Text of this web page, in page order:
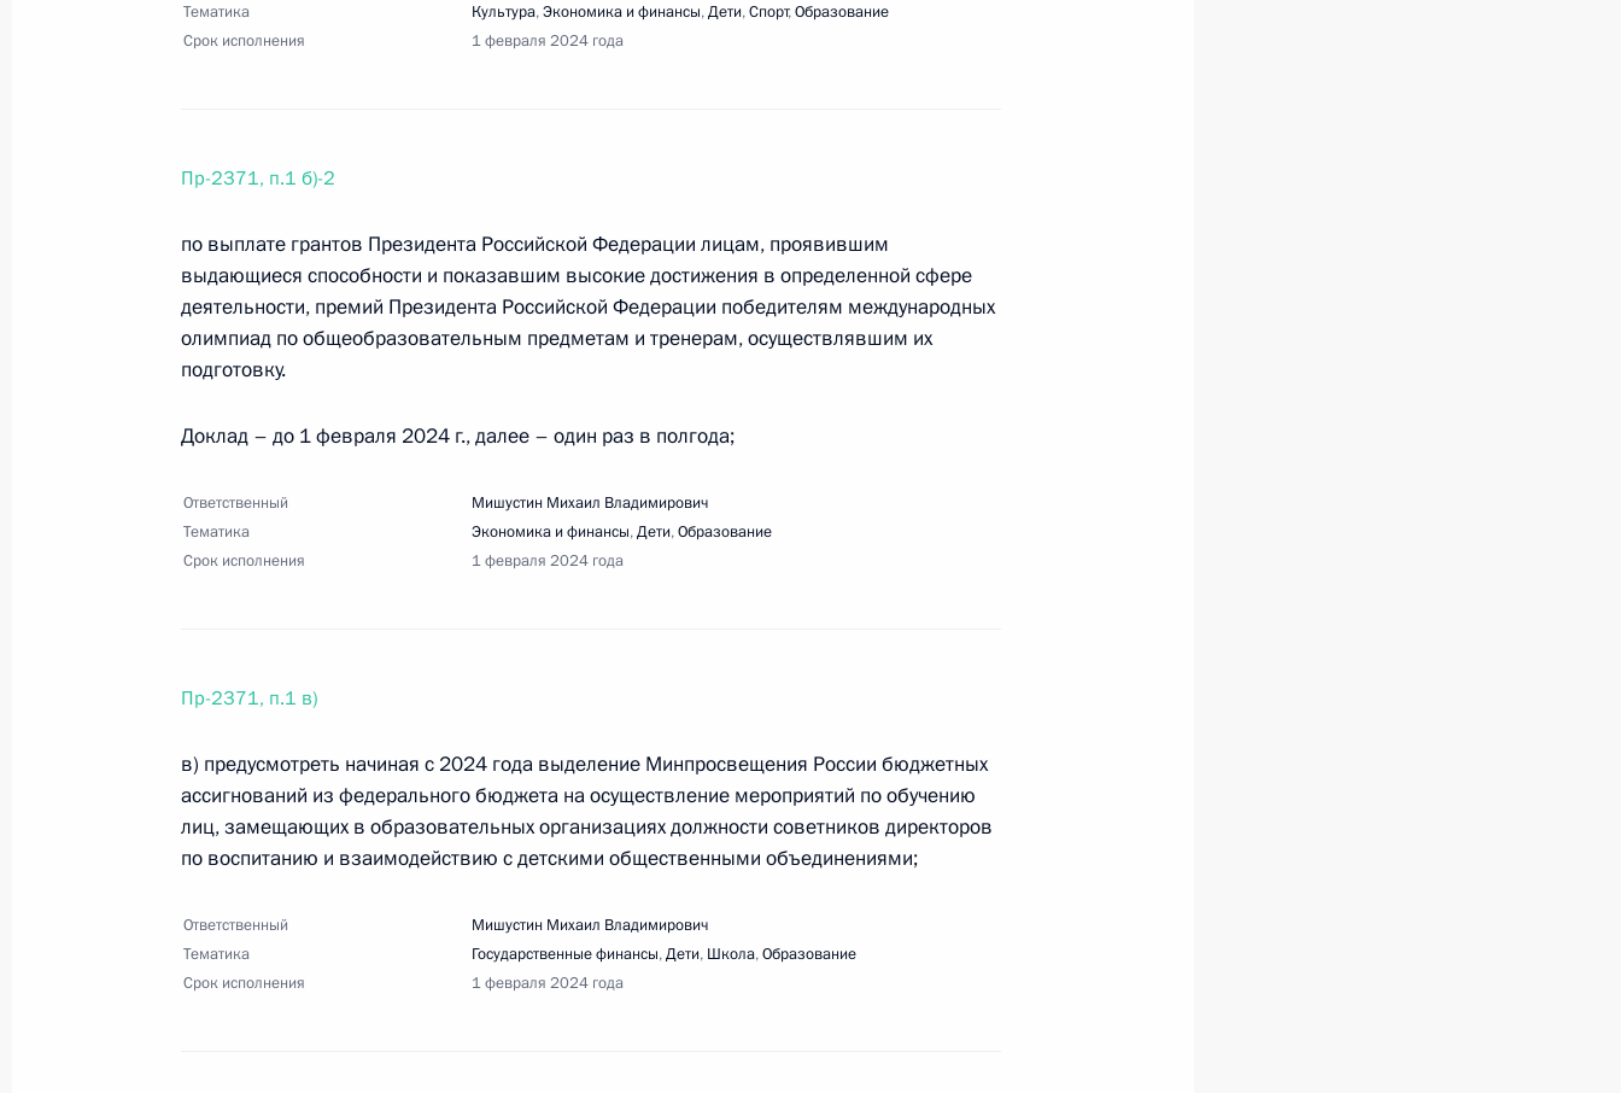
22 ноября 2023 года, среда
22 ноября 2023 года, 17:00
Перечень поручений по итогам совещания с членами Правительства
22 ноября 2023 года, 16:00 7 поручений
11 ноября 2023 года, суббота
11 ноября 2023 года, 18:00 30 поручений
Перечень поручений по итогам совещания по вопросам развития дальневосточных
7 ноября 2023 года, 20:15 29 поручений
Перечень поручений по итогам совещания по вопросам развития дальневосточных
7 ноября 2023 года, 20:00 82 поручения
Тематика
Культура,Экономика и финансы,Дети,Спорт,Образование
Срок исполнения
1 февраля 2024 года
Пр-2371, п.1 б)-2
по выплате грантов Президента Российской Федерации лицам, проявившим
выдающиеся способности и показавшим высокие достижения в определенной сфере
деятельности, премий Президента Российской Федерации победителям международных
олимпиад по общеобразовательным предметам и тренерам, осуществлявшим их
подготовку.
Доклад – до 1 февраля 2024 г., далее – один раз в полгода;
Ответственный
Мишустин Михаил Владимирович
Тематика
Экономика и финансы,Дети,Образование
Срок исполнения
1 февраля 2024 года
Пр-2371, п.1 в)
в) предусмотреть начиная с 2024 года выделение Минпросвещения России бюджетных
ассигнований из федерального бюджета на осуществление мероприятий по обучению
лиц, замещающих в образовательных организациях должности советников директоров
по воспитанию и взаимодействию с детскими общественными объединениями;
Ответственный
Мишустин Михаил Владимирович
Тематика
Государственные финансы,Дети, Школа,Образование
Срок исполнения
1 февраля 2024 года